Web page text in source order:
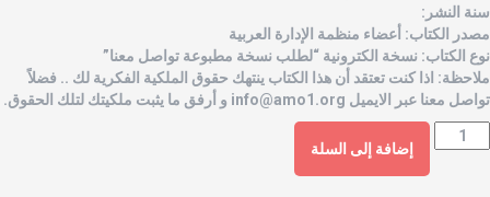
النشر:
الكتاب: أعضاء منظمة الإدارة العربية
الكتاب: نسخة الكترونية “لطلب نسخة مطبوعة تواصل معنا”
اذا كنت تعتقد أن هذا الكتاب ينتهك حقوق الملكية الفكرية لك .. فضلاً
معنا عبر الايميل info@amo1.orgو أرفق ما يثبت ملكيتك لتلك الحقوق.
إضافة إلى السلة